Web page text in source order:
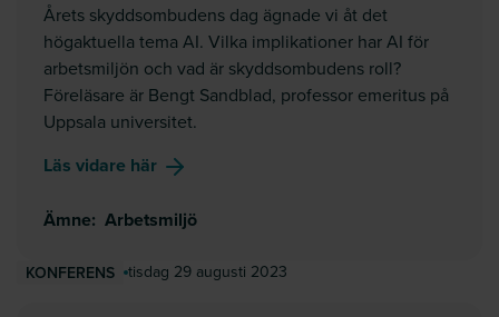
Årets skyddsombudens dag ägnade vi åt det
högaktuella tema AI. Vilka implikationer har AI för
arbetsmiljön och vad är skyddsombudens roll?
Föreläsare är Bengt Sandblad, professor emeritus på
Uppsala universitet.
Läs vidare här om
Ämne: Arbetsmiljö
KONFERENS tisdag 29 augusti 2023